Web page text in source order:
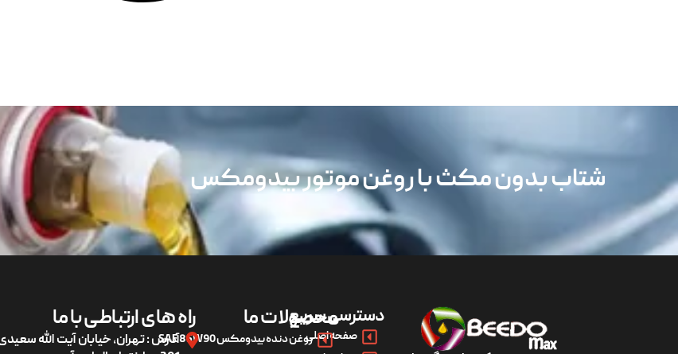
شتاب بدون مکث با روغن موتور بیدومکس
دسترسی سریع
صفحه اصلی
محصولات ما
روغن دنده بیدومکس SAE 85W90
راه های ارتباطی با ما
آدرس : تهران، خیابان آیت الله